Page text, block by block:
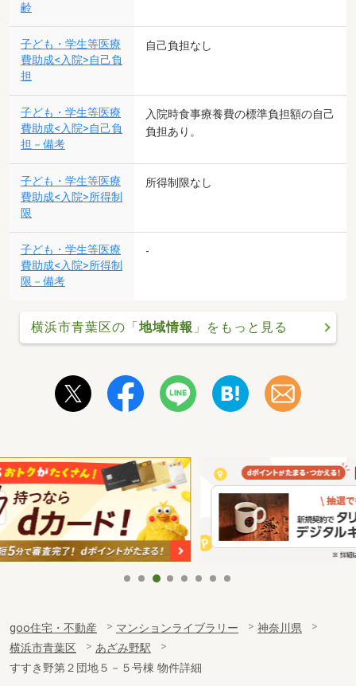
齢
子ども・学生等医療
費助成<入院>自己負
担
自己負担なし
子ども・学生等医療
費助成<入院>自己負
担－備考
入院時食事療養費の標準負担額の自己
負担あり。
子ども・学生等医療
費助成<入院>所得制
限
所得制限なし
子ども・学生等医療
費助成<入院>所得制
限－備考
-
横浜市青葉区の「地域情報 」をもっと見る
goo住宅・不動産 マンションライブラリー
神奈川県
横浜市青葉区
あざみ野駅
すすき野第２団地５－５号棟 物件詳細